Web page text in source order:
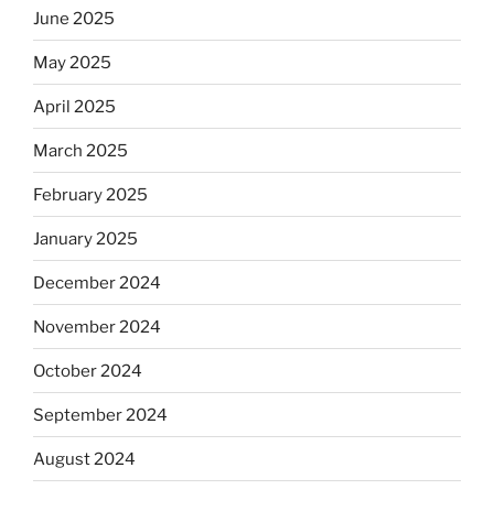
June 2025
May 2025
April 2025
March 2025
February 2025
January 2025
December 2024
November 2024
October 2024
September 2024
August 2024